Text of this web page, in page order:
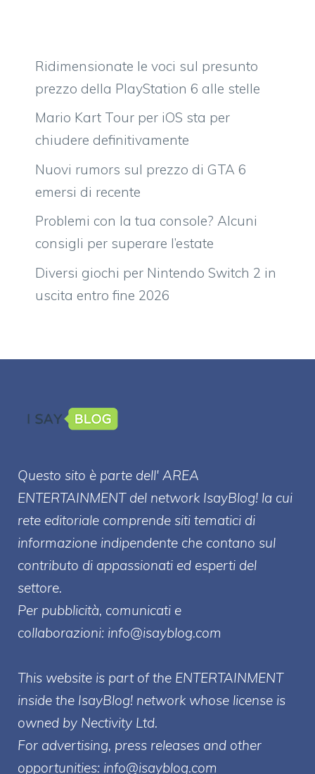
Ridimensionate le voci sul presunto
prezzo della PlayStation 6 alle stelle
Mario Kart Tour per iOS sta per
chiudere definitivamente
Nuovi rumors sul prezzo di GTA 6
emersi di recente
Problemi con la tua console? Alcuni
consigli per superare l’estate
Diversi giochi per Nintendo Switch 2 in
uscita entro fine 2026
Questo sito è parte dell' AREA
ENTERTAINMENT del network IsayBlog! la cui
rete editoriale comprende siti tematici di
informazione indipendente che contano sul
contributo di appassionati ed esperti del
settore.
Per pubblicità, comunicati e
collaborazioni: info@isayblog.com
This website is part of the ENTERTAINMENT
inside the IsayBlog! network whose license is
owned by Nectivity Ltd.
For advertising, press releases and other
opportunities: info@isayblog.com